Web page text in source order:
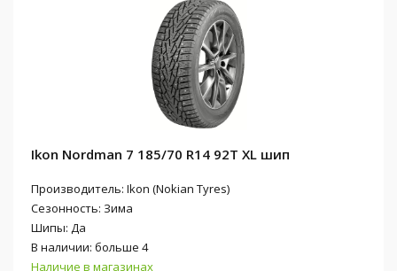
Ikon Nordman 7 185/70 R14 92T XL шип
Производитель: Ikon (Nokian Tyres)
Сезонность: Зима
Шипы: Да
В наличии: больше 4
Наличие в магазинах